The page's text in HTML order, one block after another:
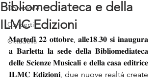
Donazione
Concerti
Cittadella
Bibliomediateca e della
ILMC Edizioni
𝐌𝐚𝐫𝐭𝐞𝐝𝐢̀ 𝟐𝟐 𝐨𝐭𝐭𝐨𝐛𝐫𝐞, 𝐚𝐥𝐥𝐞𝟏𝟖.𝟑𝟎 𝐬𝐢 𝐢𝐧𝐚𝐮𝐠𝐮𝐫𝐚
𝐚 𝐁𝐚𝐫𝐥𝐞𝐭𝐭𝐚 𝐥𝐚 𝐬𝐞𝐝𝐞 𝐝𝐞𝐥𝐥𝐚 𝐁𝐢𝐛𝐥𝐢𝐨𝐦𝐞𝐝𝐢𝐚𝐭𝐞𝐜𝐚
𝐝𝐞𝐥𝐥𝐞 𝐒𝐜𝐢𝐞𝐧𝐳𝐞 𝐌𝐮𝐬𝐢𝐜𝐚𝐥𝐢 𝐞 𝐝𝐞𝐥𝐥𝐚 𝐜𝐚𝐬𝐚 𝐞𝐝𝐢𝐭𝐫𝐢𝐜𝐞
𝐈𝐋𝐌𝐂 𝐄𝐝𝐢𝐳𝐢𝐨𝐧𝐢, due nuove realtà create